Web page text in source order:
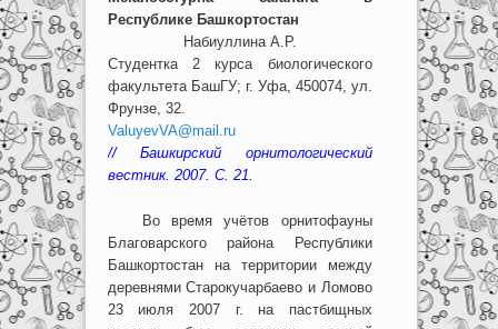
Республике Башкортостан
Набиуллина А.Р.
Студентка 2 курса биологического
факультета БашГУ; г. Уфа, 450074, ул.
Фрунзе, 32.
ValuyevVA@mail.ru
// Башкирский орнитологический
вестник. 2007. С. 21.
Во время учётов орнитофауны
Благоварского района Республики
Башкортостан на территории между
деревнями Старокучарбаево и Ломово
23 июля 2007 г. на пастбищных